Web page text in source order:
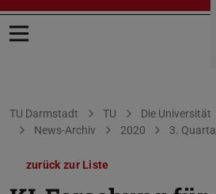
Menü öffnen
Sie befinden sich hier:
TU Darmstadt TU Die Universität
News-Archiv
2020 3. Quartal
zurück zur Liste